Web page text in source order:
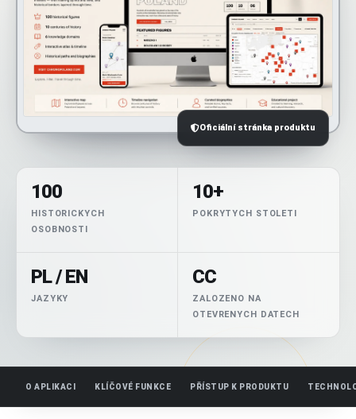
Oficiální stránka produktu
100
HISTORICKYCH
OSOBNOSTI
10+
POKRYTYCH STOLETI
PL / EN
JAZYKY
CC
ZALOZENO NA
OTEVRENYCH DATECH
O APLIKACI KLÍČOVÉ FUNKCE PŘÍSTUP K PRODUKTU